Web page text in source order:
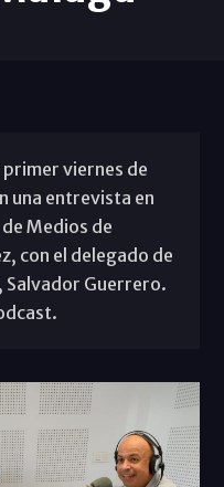
primer viernes de
una entrevista en
Medios de
con el delegado de
Salvador Guerrero.